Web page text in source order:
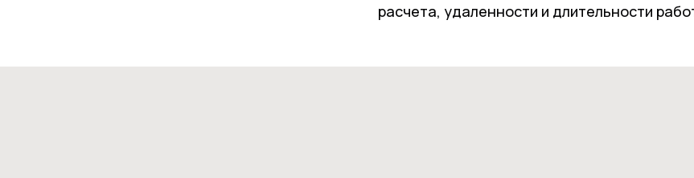
расчета, удаленности и длительности